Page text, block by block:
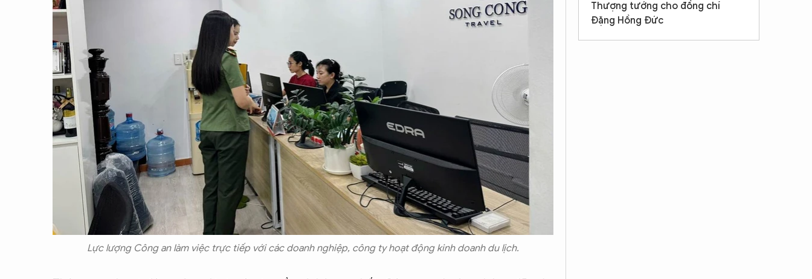
Lực lượng Công an làm việc trực tiếp với các doanh nghiệp, công ty hoạt động kinh doanh du lịch.
Thượng tướng cho đồng chí
Đặng Hồng Đức